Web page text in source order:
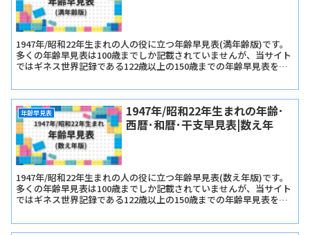
1947年/昭和22年生まれの人の役に立つ年齢早見表(満年齢版)です。
多くの年齢早見表は100歳までしか記載されていませんが、当サイト
ではギネス世界記録である122歳以上の150歳までの年齢早見表を記
年齢早見表
1947年/昭和22年生まれの年齢･
西暦･和暦･干支早見表|数え年
1947年/昭和22年生まれの人の役に立つ年齢早見表(数え年版)です。
多くの年齢早見表は100歳までしか記載されていませんが、当サイト
ではギネス世界記録である122歳以上の150歳までの年齢早見表を記